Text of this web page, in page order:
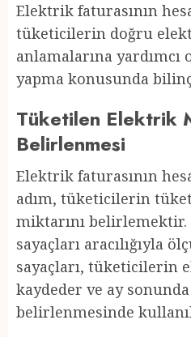
Elektrik faturasının
tüketicilerin doğru
anlamalarına
yapma konusunda
Tüketilen Elektrik
Belirlenmesi
Elektrik faturasının
adım, tüketicilerin
miktarını
sayaçları aracılığıyla
sayaçları, tüketicilerin
kaydeder ve ay
belirlenmesinde